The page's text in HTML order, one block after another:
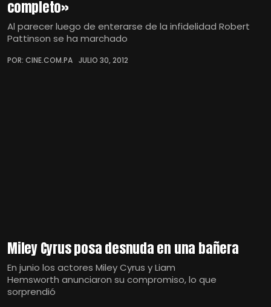
completo»
Al parecer luego de enterarse de la infidelidad Robert
Pattinson se ha marchado
POR: CINE.COM.PA JULIO 30, 2012
Miley Cyrus posa desnuda en una bañera
En junio los actores Miley Cyrus y Liam
Hemsworth anunciaron su compromiso, lo que
sorprendió